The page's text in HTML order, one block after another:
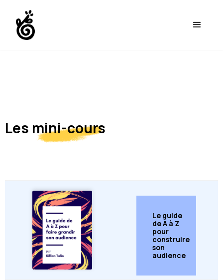
Les mini-cours
➜Télécharger
Le guide
de A à Z
pour
construire
son
audience